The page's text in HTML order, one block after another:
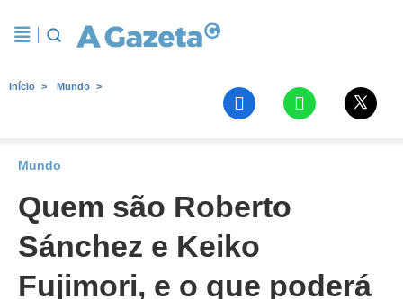
Início Mundo
Mundo
Quem são Roberto
Sánchez e Keiko
Fujimori, e o que poderá